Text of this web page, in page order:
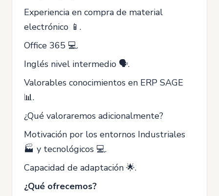
Experiencia en compra de material
electrónico 📱.
Office 365 💻.
Inglés nivel intermedio 🗣️.
Valorables conocimientos en ERP SAGE
📊.
¿Qué valoraremos adicionalmente?
Motivación por los entornos Industriales
🏭 y tecnológicos 💻.
Capacidad de adaptación 🌟.
¿Qué ofrecemos?